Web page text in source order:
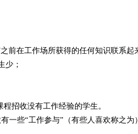
前在工作场所获得的任何知识联系起
少；
招收没有工作经验的学生。
一些“工作参与”（有些人喜欢称之为